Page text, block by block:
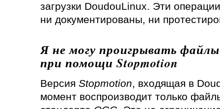
загрузки DoudouLinux. Эти
ни документированы, ни
Я не могу проигрывать
при помощи Stopmotion
Версия Stopmotion, входящая в
момент воспроизводит только